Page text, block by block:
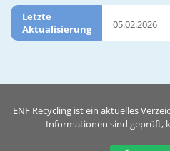
Letzte
Aktualisierung
05.02.2026
ENF Recycling ist ein aktuelles
Informationen sind geprüft,